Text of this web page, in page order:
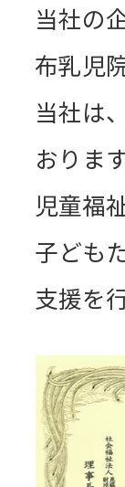
当社の
布乳児
当社は
おります
児童福
子ども
支援を